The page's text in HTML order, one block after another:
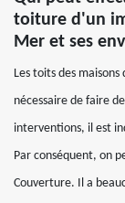
toiture d'un
Mer et ses
Les toits des
nécessaire de faire
interventions, il est
Par conséquent, on
Couverture. Il a